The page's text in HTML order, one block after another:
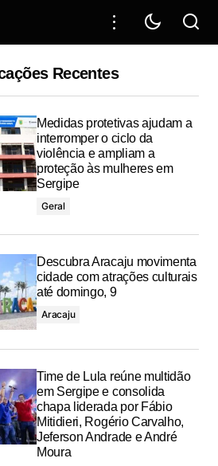
da Barra dos Coqueiros com
superior a R$ 4 milhões
Recentes
Medidas protetivas ajudam a
interromper o ciclo da
violência e ampliam a
proteção às mulheres em
Sergipe
Geral
Descubra Aracaju movimenta
cidade com atrações culturais
até domingo, 9
Aracaju
Time de Lula reúne multidão
em Sergipe e consolida
chapa liderada por Fábio
Mitidieri, Rogério Carvalho,
Jeferson Andrade e André
Moura